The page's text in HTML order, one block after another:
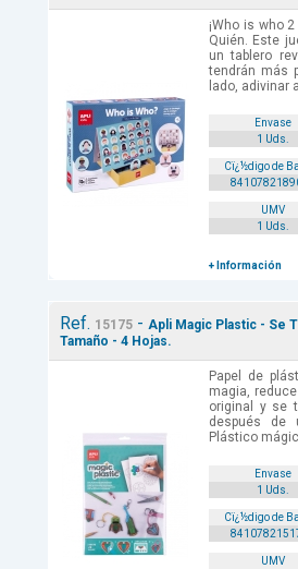
¡Who is who
Quién. Este
un tablero
tendrán más
lado, adivinar
Envase
1 Uds.
Cï¿½digo de
UMV
1 Uds.
+ Información
Ref. 15175 - Apli Magic Plastic - Se
Tamaño - 4 Hojas.
Papel de
magia,
original y se
después de
Plástico
Envase
1 Uds.
Cï¿½digo de
UMV